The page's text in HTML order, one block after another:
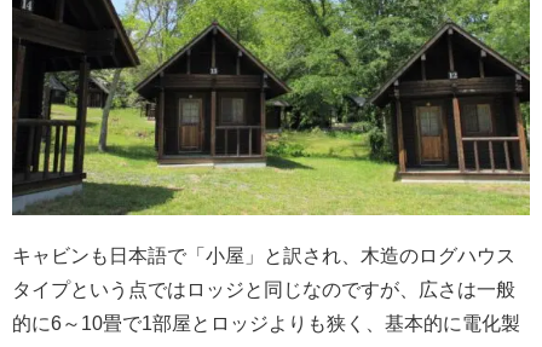
キャビンも日本語で「小屋」と訳され、木造のログハウス
タイプという点ではロッジと同じなのですが、広さは一般
的に6～10畳で1部屋とロッジよりも狭く、基本的に電化製